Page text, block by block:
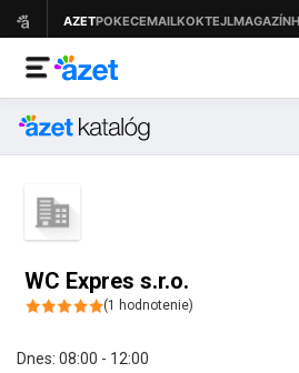
WC Expres s.r.o.
(1 hodnotenie)
Dnes: 08:00 - 12:00